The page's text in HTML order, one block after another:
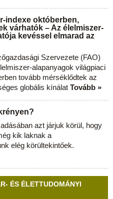
indexe októberben,
várhatók – Az élelmiszer-
kevéssel elmarad az
Szervezete (FAO)
alapanyagok világpiaci
tovább mérséklődtek az
globális kínálat Tovább »
azt járjuk körül, hogy
kik laknak a
elég körültekintőek.
ÉS ÉLETTUDOMÁNYI